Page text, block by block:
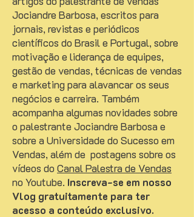
Jociandre Barbosa, escritos para
jornais, revistas e periódicos
científicos do Brasil e Portugal, sobre
motivação e liderança de equipes,
gestão de vendas, técnicas de vendas
e marketing para alavancar os seus
negócios e carreira. Também
acompanha algumas novidades sobre
o palestrante Jociandre Barbosa e
sobre a Universidade do Sucesso em
Vendas, além de postagens sobre os
vídeos do Canal Palestra de Vendas
no Youtube. Inscreva-se em nosso
Vlog gratuitamente para ter
acesso a conteúdo exclusivo.